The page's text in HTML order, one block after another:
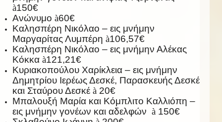
à150€
Ανώνυμο à60€
Καλησπέρη Νικόλαο – εις μνήμην
Μαργαρίτας Λυμπέρη à106,57€
Καλησπέρη Νικόλαο – εις μνήμην Αλέκας
Κόκκα à121,21€
Κυριακοπούλου Χαρίκλεια – εις μνήμην
Δημητρίου Ιερέως Δεσκέ, Παρασκευής Δεσκέ
και Σταύρου Δεσκέ à 20€
Μπαλουξή Μαρία και Κόμπλιτο Καλλιόπη –
εις μνήμην γονέων και αδελφών à 150€